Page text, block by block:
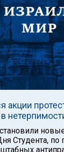
акции
Студента, по